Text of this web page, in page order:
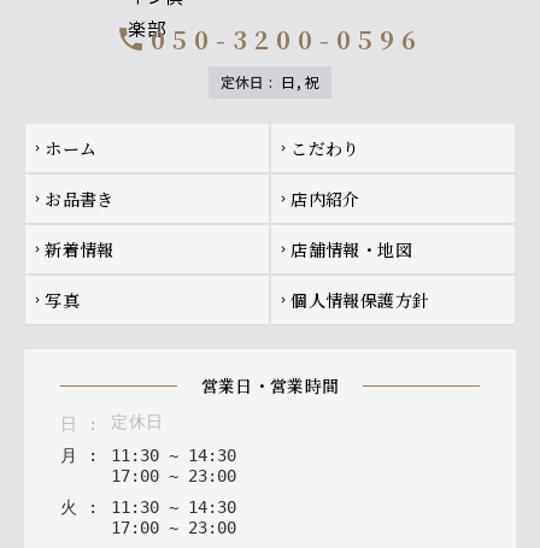
call050-3200-0596
定休日 : 日, 祝
Footer navigation
chevron_right ホーム chevron_right こだわり
chevron_right お品書き chevron_right 店内紹介
chevron_right 新着情報 chevron_right 店舗情報・地図
chevron_right 写真 chevron_right 個人情報保護方針
営業日・営業時間
日 :
定休日
月
: 11 : 30 ~ 14: 30
17: 00 ~ 23: 00
火
: 11 : 30 ~ 14: 30
17: 00 ~ 23: 00